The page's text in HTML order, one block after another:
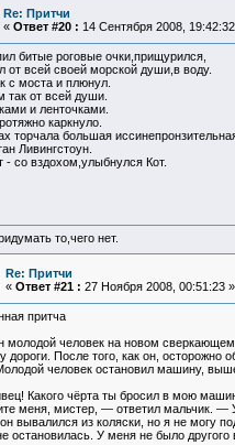
Re: Притчи
« Ответ #20 : 14 Сентября 2008,
битые роговые очки,прищурился,
от всей своей морской души,в воду.
с моста и плюнул.
так от всей души.
и ленточками.
каркнуло.
торчала большая
Ливингстоун.
- со вздохом,улыбнулся Кот.
то,чего нет.
Re: Притчи
« Ответ #21 : 27 Ноября 2008, 00:51:23 »
притча
молодой человек на новом
дороги. После того, как он, осторожно
человек остановил машину,
Какого чёрта ты бросил в мою
меня, мистер, — ответил мальчик. —
вывалился из коляски, но я не могу
остановилась. У меня не было